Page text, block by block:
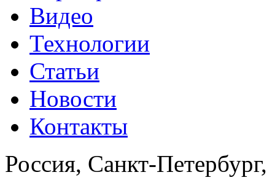
Видео
Технологии
Статьи
Новости
Контакты
Россия, Санкт-Петербург,